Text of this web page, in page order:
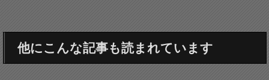
他にこんな記事も読まれています